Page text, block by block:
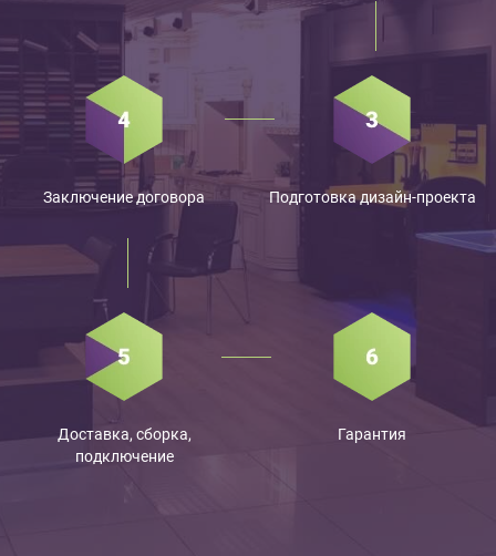
Подготовка дизайн-проекта
Заключение договора
Доставка, сборка,
подключение
Гарантия